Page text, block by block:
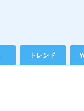
トレンド